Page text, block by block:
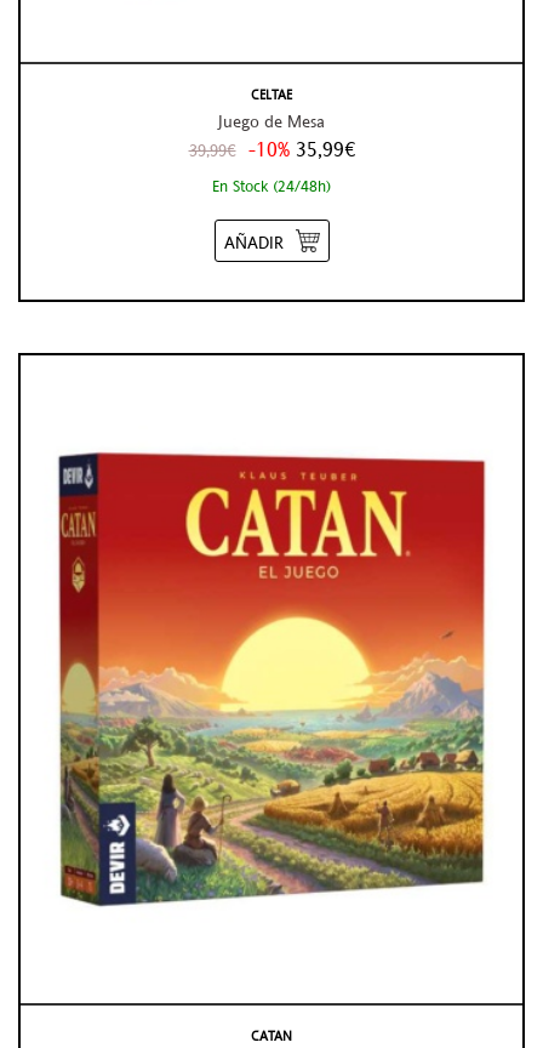
CELTAE
Juego de Mesa
39,99€ -10% 35,99€
En Stock (24/48h)
AÑADIR
CATAN